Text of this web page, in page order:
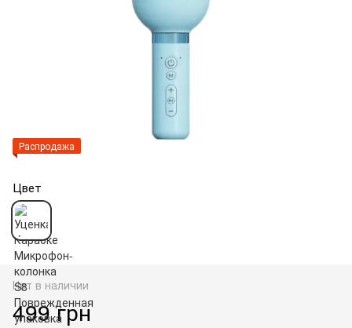
Распродажа
Цвет
Нет в наличии
499 грн